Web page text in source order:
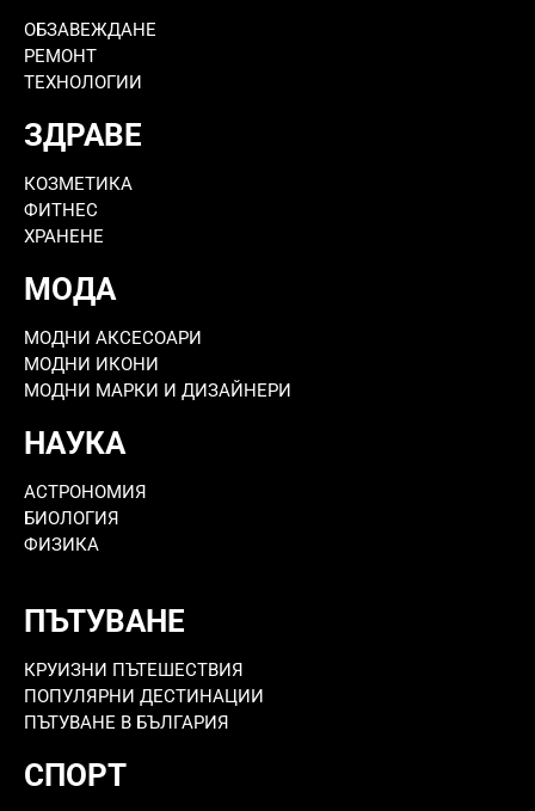
ОБЗАВЕЖДАНЕ
РЕМОНТ
ТЕХНОЛОГИИ
ЗДРАВЕ
КОЗМЕТИКА
ФИТНЕС
ХРАНЕНЕ
МОДА
МОДНИ АКСЕСОАРИ
МОДНИ ИКОНИ
МОДНИ МАРКИ И ДИЗАЙНЕРИ
НАУКА
АСТРОНОМИЯ
БИОЛОГИЯ
ФИЗИКА
ПЪТУВАНЕ
КРУИЗНИ ПЪТЕШЕСТВИЯ
ПОПУЛЯРНИ ДЕСТИНАЦИИ
ПЪТУВАНЕ В БЪЛГАРИЯ
СПОРТ